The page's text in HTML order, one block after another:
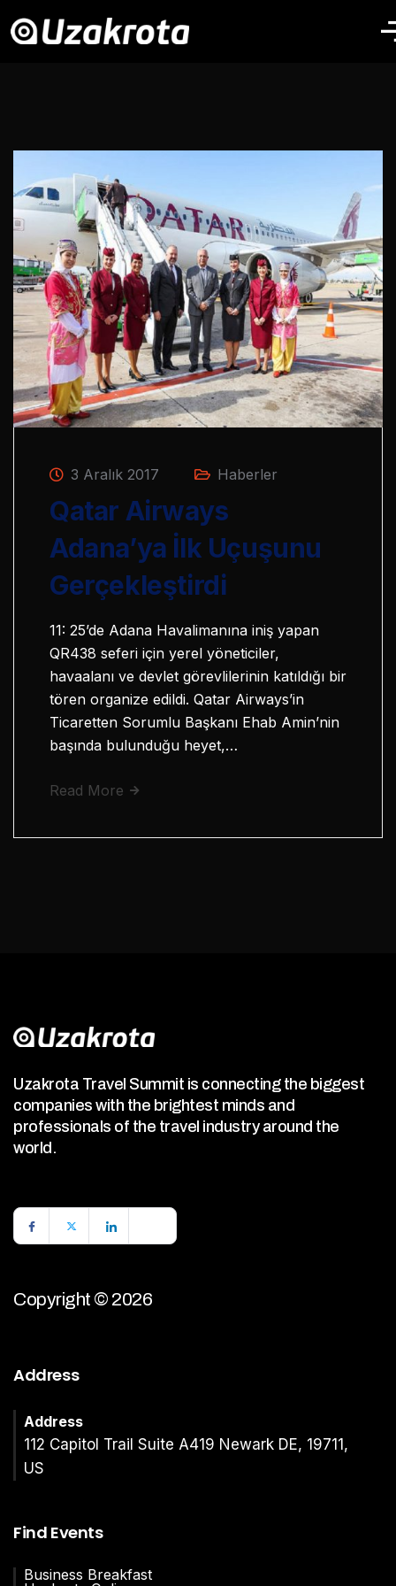
3 Aralık 2017 Haberler
Qatar Airways
Adana’ya İlk Uçuşunu
Gerçekleştirdi
11: 25’de Adana Havalimanına iniş yapan
QR438 seferi için yerel yöneticiler,
havaalanı ve devlet görevlilerinin katıldığı bir
tören organize edildi. Qatar Airways’in
Ticaretten Sorumlu Başkanı Ehab Amin’nin
başında bulunduğu heyet,…
Read More
Uzakrota Travel Summit is connecting the biggest
companies with the brightest minds and
professionals of the travel industry around the
world.
Copyright © 2026
Address
Address
112 Capitol Trail Suite A419 Newark DE, 19711,
US
Find Events
Business Breakfast